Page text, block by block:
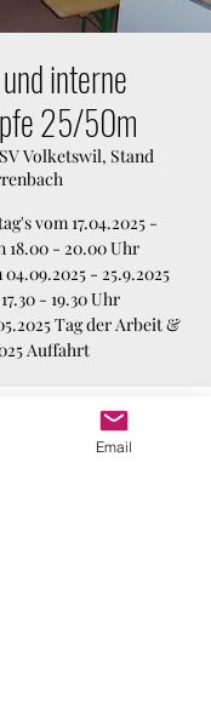
interne
25/50m
Volketswil, Stand
vom 17.04.2025 -
18.00 - 20.00 Uhr
- 25.9.2025
- 19.30 Uhr
Tag der Arbeit &
Auffahrt
Email